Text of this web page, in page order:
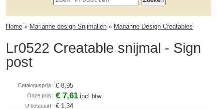
Home » Marianne design Snijmallen » Marianne Design Creatables
Lr0522 Creatable snijmal - Sign
post
Catalogusprijs: € 8,95
Onze prijs: € 7,61 incl btw
U bespaart: € 1,34